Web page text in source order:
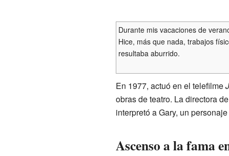
Durante mis vacaciones de
Hice, más que nada, trabajos
resultaba aburrido.
En 1977, actuó en el telefilme
obras de teatro. La directora
interpretó a Gary, un
Ascenso a la fama